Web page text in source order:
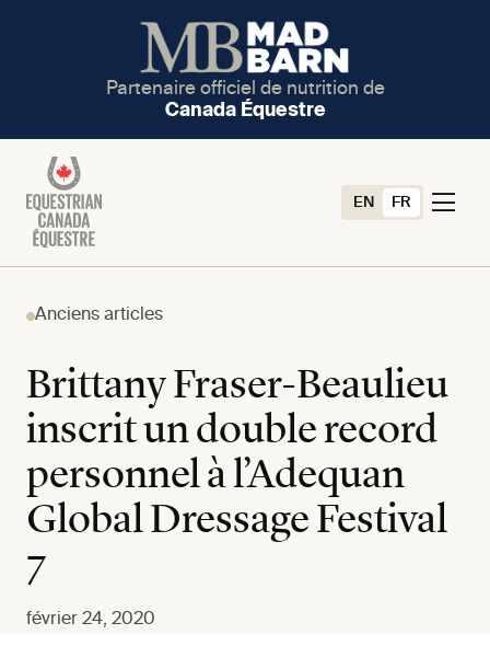
Partenaire officiel de nutrition de
Canada Équestre
EN FR
Anciens articles
Brittany Fraser-Beaulieu
inscrit un double record
personnel à l’Adequan
Global Dressage Festival
7
février 24, 2020